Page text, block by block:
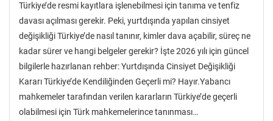
Türkiye’de resmi kayıtlara işlenebilmesi için tanıma ve tenfiz
davası açılması gerekir. Peki, yurtdışında yapılan cinsiyet
değişikliği Türkiye’de nasıl tanınır, kimler dava açabilir, süreç ne
kadar sürer ve hangi belgeler gerekir? İşte 2026 yılı için güncel
bilgilerle hazırlanan rehber: Yurtdışında Cinsiyet Değişikliği
Kararı Türkiye’de Kendiliğinden Geçerli mi? Hayır.Yabancı
mahkemeler tarafından verilen kararların Türkiye’de geçerli
olabilmesi için Türk mahkemelerince tanınması…